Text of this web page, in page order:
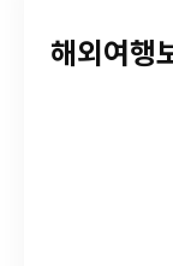
해외여행